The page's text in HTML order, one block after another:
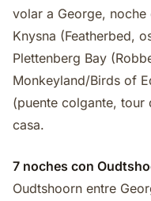
volar a George,
Knysna (Featherbed,
Plettenberg Bay
Monkeyland/Birds of
(puente colgante,
casa.
7 noches con
Oudtshoorn entre